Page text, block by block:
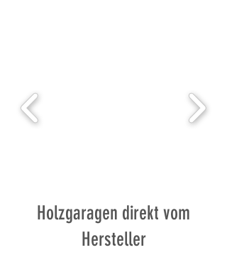
Holzgaragen direkt vom
Hersteller